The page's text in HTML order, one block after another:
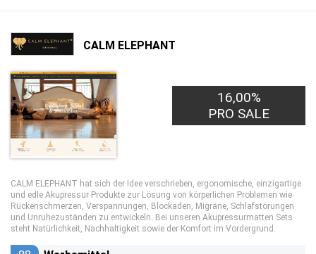
CALM ELEPHANT
16,00%
PRO SALE
CALM ELEPHANT hat sich der Idee verschrieben, ergonomische, einzigartige
und edle Akupressur Produkte zur Lösung von körperlichen Problemen wie
Rückenschmerzen, Verspannungen, Blockaden, Migräne, Schlafstörungen
und Unruhezuständen zu entwickeln. Bei unseren Akupressurmatten Sets
steht Natürlichkeit, Nachhaltigkeit sowie der Komfort im Vordergrund.